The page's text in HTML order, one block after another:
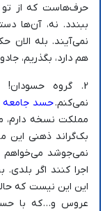
حرف‌هاست که از تو
ببندد. نه، آن‌ها
نمی‌آیند. بله الان
هم دارد، بگذریم،
2. گروه
نمی‌کنم.حسد جامعه
مملکت نسخه دارم،
بک‌گراند ذهنی این
نمی‌جوشد می‌خواهم
اجرا کنند اگر
این این نیست که
عروس و…که با